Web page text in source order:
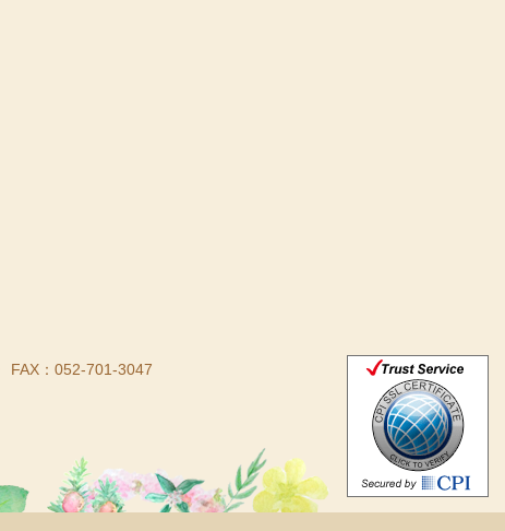
FAX：052-701-3047